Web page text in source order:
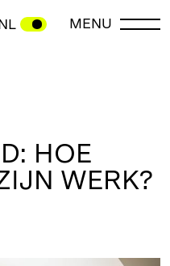
MENU
HOE
WERK?